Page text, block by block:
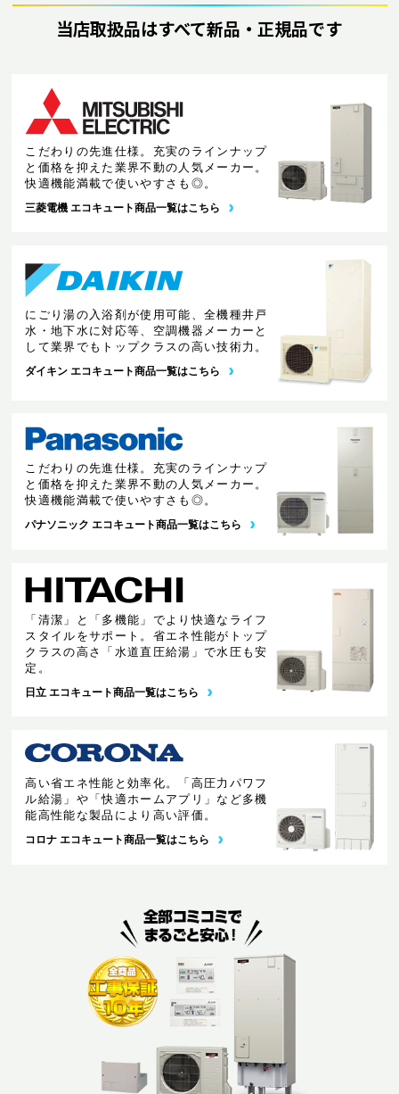
当店取扱品はすべて新品・正規品です
こだわりの先進仕様。充実のラインナップ
と価格を抑えた業界不動の人気メーカー。
快適機能満載で使いやすさも◎。
三菱電機 エコキュート商品一覧はこちら
にごり湯の入浴剤が使用可能、全機種井戸
水・地下水に対応等、空調機器メーカーと
して業界でもトップクラスの高い技術力。
ダイキン エコキュート商品一覧はこちら
こだわりの先進仕様。充実のラインナップ
と価格を抑えた業界不動の人気メーカー。
快適機能満載で使いやすさも◎。
パナソニック エコキュート商品一覧はこちら
「清潔」と「多機能」でより快適なライフ
スタイルをサポート。省エネ性能がトップ
クラスの高さ「水道直圧給湯」で水圧も安
定。
日立 エコキュート商品一覧はこちら
高い省エネ性能と効率化。「高圧力パワフ
ル給湯」や「快適ホームアプリ」など多機
能高性能な製品により高い評価。
コロナ エコキュート商品一覧はこちら